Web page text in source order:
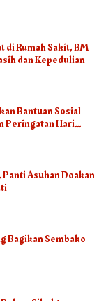
di Rumah Sakit, BM
dan Kepedulian
Bantuan Sosial
Peringatan Hari
Asuhan Doakan
Bagikan Sembako